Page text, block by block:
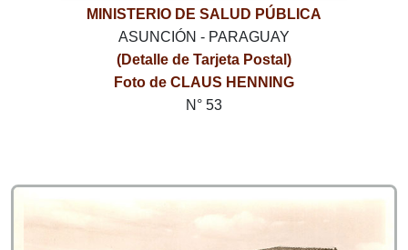
MINISTERIO DE SALUD PÚBLICA
ASUNCIÓN - PARAGUAY
(Detalle de Tarjeta Postal)
Foto de CLAUS HENNING
N° 53